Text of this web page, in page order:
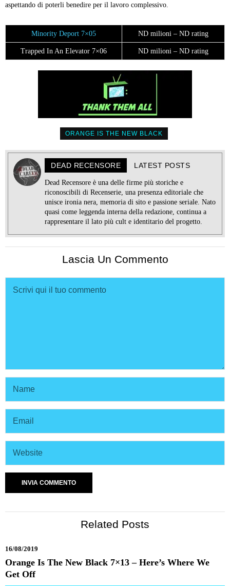
aspettando di poterli benedire per il lavoro complessivo.
Minority Deport 7×05 ND milioni – ND rating
Trapped In An Elevator 7×06 ND milioni – ND rating
ORANGE IS THE NEW BLACK
DEAD RECENSORE LATEST POSTS
Dead Recensore è una delle firme più storiche e
riconoscibili di Recenserie, una presenza editoriale che
unisce ironia nera, memoria di sito e passione seriale. Nato
quasi come leggenda interna della redazione, continua a
rappresentare il lato più cult e identitario del progetto.
Lascia Un Commento
Related Posts
16/08/2019
Orange Is The New Black 7×13 – Here’s Where We
Get Off